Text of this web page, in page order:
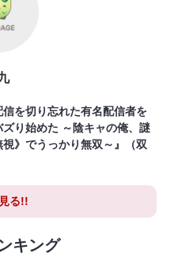
を切り忘れた有名配信者を
り始めた ～陰キャの俺、謎
》でうっかり無双～』（双
る!!
キング